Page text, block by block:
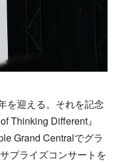
を迎える。それを記念
Thinking Different』
Grand Centralでグラ
プライズコンサートを